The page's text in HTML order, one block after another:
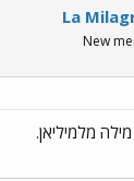
La
New